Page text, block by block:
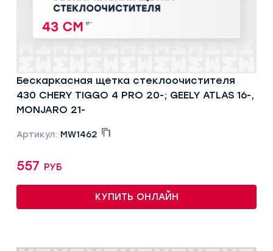
Бескаркасная щетка стеклоочистителя
430 CHERY TIGGO 4 PRO 20-; GEELY ATLAS 16-,
MONJARO 21-
Артикул: MW1462
557 руб
КУПИТЬ ОНЛАЙН